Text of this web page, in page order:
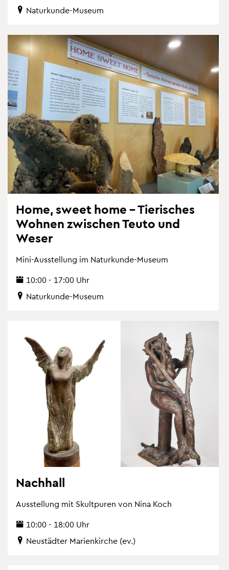
Na­tur­kun­de-Mu­se­um
Home, sweet home – Tie­ri­sches
Woh­nen zwi­schen Teuto und
Weser
Mini-Aus­stel­lung im Na­tur­kun­de-Mu­se­um
10:00 - 17:00 Uhr
Na­tur­kun­de-Mu­se­um
Nach­hall
Aus­stel­lung mit Skultpu­ren von Nina Koch
10:00 - 18:00 Uhr
Neu­städ­ter Ma­ri­en­kir­che (ev.)